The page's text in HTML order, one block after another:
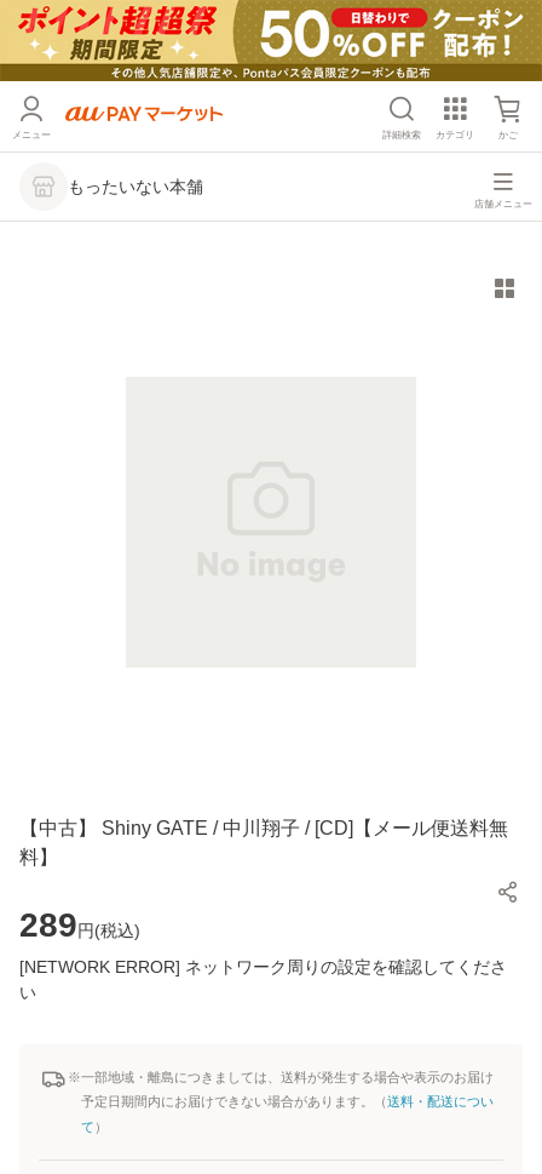
メニュー 詳細検索 カテゴリ かご
もったいない本舗
店舗メニュー
【中古】 Shiny GATE / 中川翔子 / [CD]【メール便送料無
料】
289円(税込)
[NETWORK ERROR] ネットワーク周りの設定を確認してくださ
い
※一部地域・離島につきましては、送料が発生する場合や表示のお届け
予定日期間内にお届けできない場合があります。（送料・配送につい
て ）